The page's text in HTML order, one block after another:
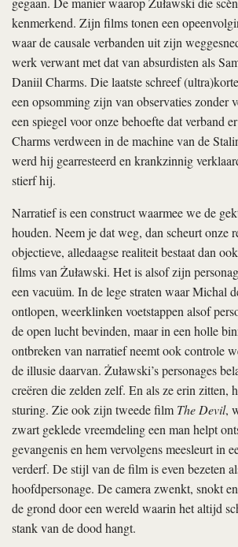
kenmerkend. Zijn films tonen een
waar de causale verbanden uit zijn
werk verwant met dat van absurdisten als
Daniil Charms. Die laatste schreef
een opsomming zijn van observaties zonder
een spiegel voor onze behoefte dat verband
Charms verdween in de machine van de
werd hij gearresteerd en krankzinnig
stierf hij.
Narratief is een construct waarmee we de
houden. Neem je dat weg, dan scheurt onze
objectieve, alledaagse realiteit bestaat dan
films van Żuławski. Het is alsof zijn
een vacuüm. In de lege straten waar Michal
ontlopen, weerklinken voetstappen alsof
de open lucht bevinden, maar in een holle
ontbreken van narratief neemt ook controle
de illusie daarvan. Żuławski’s personages
creëren die zelden zelf. En als ze erin zitten,
sturing. Zie ook zijn tweede film The Devil,
zwart geklede vreemdeling een man helpt
gevangenis en hem vervolgens meesleurt in
verderf. De stijl van de film is even bezeten
hoofdpersonage. De camera zwenkt, snokt
de grond door een wereld waarin het altijd
stank van de dood hangt.